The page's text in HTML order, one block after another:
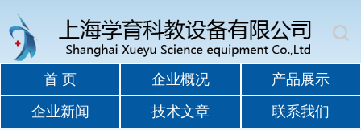
首 页 企业概况 产品展示
企业新闻 技术文章 联系我们